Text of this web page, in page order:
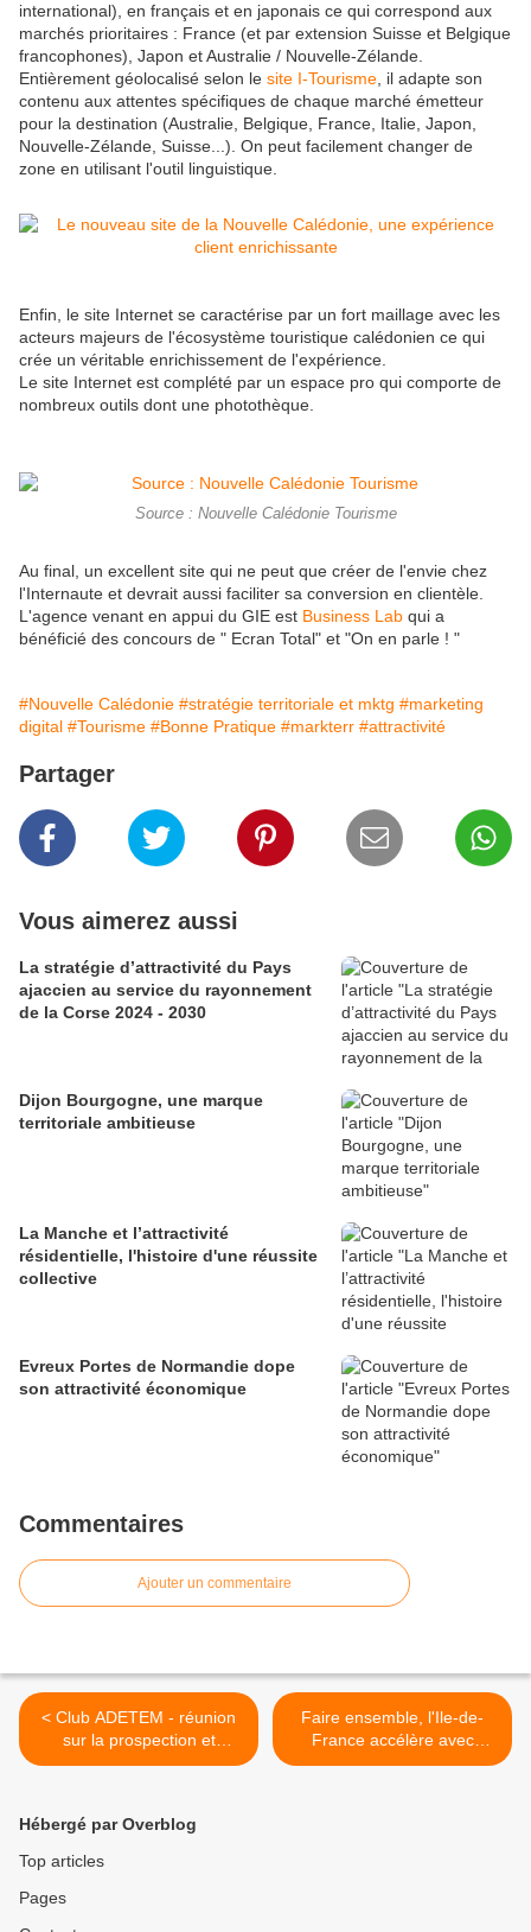
international), en français et en japonais ce qui correspond aux
marchés prioritaires : France (et par extension Suisse et Belgique
francophones), Japon et Australie / Nouvelle-Zélande.
Entièrement géolocalisé selon le site I-Tourisme , il adapte son
contenu aux attentes spécifiques de chaque marché émetteur
pour la destination (Australie, Belgique, France, Italie, Japon,
Nouvelle-Zélande, Suisse...). On peut facilement changer de
zone en utilisant l'outil linguistique.
Enfin, le site Internet se caractérise par un fort maillage avec les
acteurs majeurs de l'écosystème touristique calédonien ce qui
crée un véritable enrichissement de l'expérience.
Le site Internet est complété par un espace pro qui comporte de
nombreux outils dont une photothèque.
Source : Nouvelle Calédonie Tourisme
Au final, un excellent site qui ne peut que créer de l'envie chez
l'Internaute et devrait aussi faciliter sa conversion en clientèle.
L'agence venant en appui du GIE est Business Lab qui a
bénéficié des concours de " Ecran Total" et "On en parle ! "
#Nouvelle Calédonie #stratégie territoriale et mktg #marketing
digital #Tourisme #Bonne Pratique #markterr #attractivité
Partager
Vous aimerez aussi
La stratégie d’attractivité du Pays
ajaccien au service du rayonnement
de la Corse 2024 - 2030
Dijon Bourgogne, une marque
territoriale ambitieuse
La Manche et l’attractivité
résidentielle, l'histoire d'une réussite
collective
Evreux Portes de Normandie dope
son attractivité économique
Commentaires
Ajouter un commentaire
< Club ADETEM - réunion
sur la prospection et
l'influence par le digital -
Faire ensemble, l'Ile-de-
France accélère avec
Choose Paris Region >
Hébergé par Overblog
Top articles
Pages